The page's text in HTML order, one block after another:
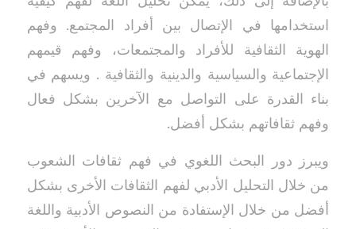
استخدامها في الإتصال بين أفراد المجتمع. وفهم
الهوية الثقافية للأفراد والمجتمعات، وفهم قيمهم
الإجتماعية والسياسية والدينية والثقافية . ويسهم في
بناء القدرة على التواصل مع الآخرين بشكل فعال
وفهم ثقافاتهم بشكل أفضل.
ويبرز دور البحث اللغوي في فهم ثقافات الشعوب
من خلال التحليل الأدبي لفهم الثقافات الأخرى بشكل
أفضل من خلال الإستفادة من النصوص الأدبية واللغة